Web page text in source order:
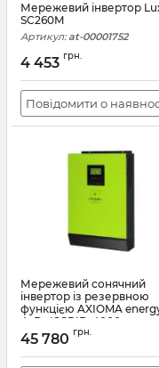
Мережевий інвертор
SC260M
Артикул: at-00001752
4 453 грн.
Повідомити о
Мережевий сонячний
інвертор із резервною
функцією AXIOMA
4кВт ISGRID-4000
Артикул: АН009523
45 780 грн.